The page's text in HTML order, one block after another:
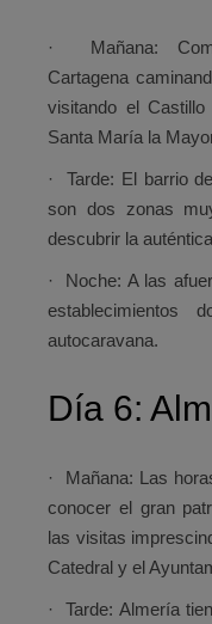
· Mañana:
Cartagena
visitando el
Santa María la
·Tarde: El barrio
son dos zonas
descubrir la
· Noche:A las
establecimientos
autocaravana.
Día 6:
· Mañana: Las
conocer el gran
las visitas
Catedral y el
· Tarde: Almería